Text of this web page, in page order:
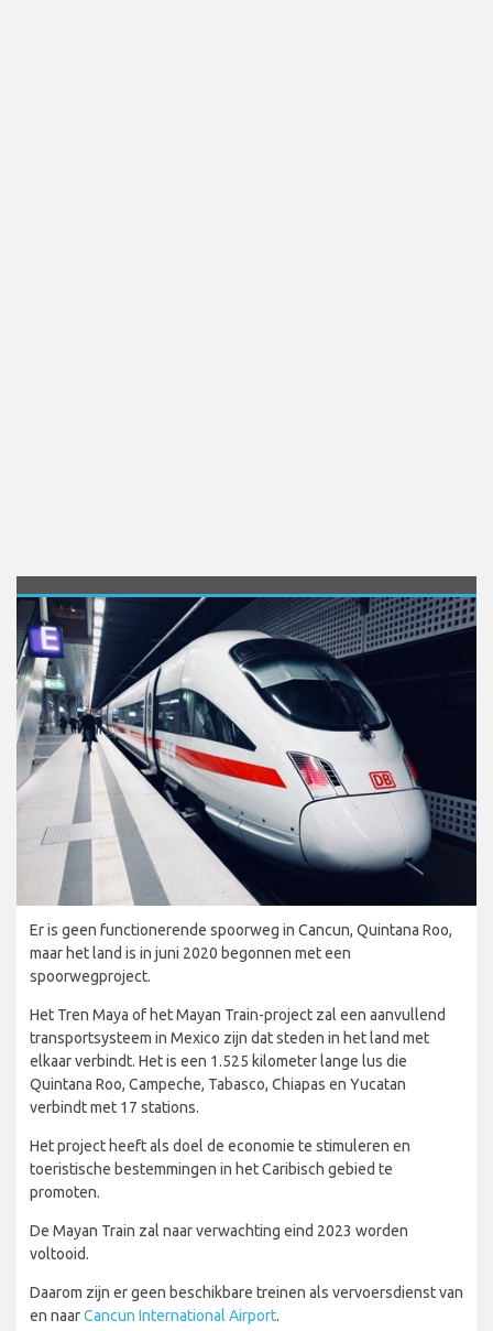
Er is geen functionerende spoorweg in Cancun, Quintana Roo,
maar het land is in juni 2020 begonnen met een
spoorwegproject.
Het Tren Maya of het Mayan Train-project zal een aanvullend
transportsysteem in Mexico zijn dat steden in het land met
elkaar verbindt. Het is een 1.525 kilometer lange lus die
Quintana Roo, Campeche, Tabasco, Chiapas en Yucatan
verbindt met 17 stations.
Het project heeft als doel de economie te stimuleren en
toeristische bestemmingen in het Caribisch gebied te
promoten.
De Mayan Train zal naar verwachting eind 2023 worden
voltooid.
Daarom zijn er geen beschikbare treinen als vervoersdienst van
en naarCancun International Airport.